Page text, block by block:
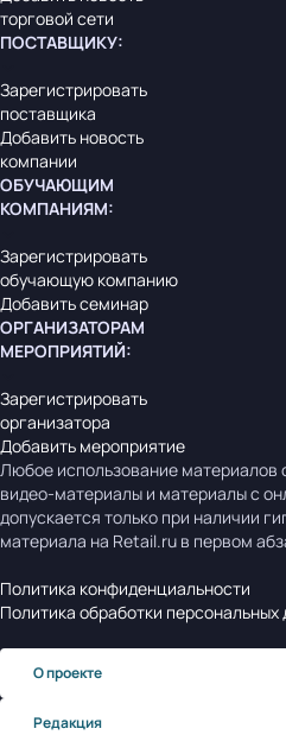
торговой сети
ПОСТАВЩИКУ:
Зарегистрировать
поставщика
Добавить новость
компании
ОБУЧАЮЩИМ
КОМПАНИЯМ:
Зарегистрировать
обучающую компанию
Добавить семинар
ОРГАНИЗАТОРАМ
МЕРОПРИЯТИЙ:
Зарегистрировать
организатора
Добавить мероприятие
Любое использование материалов
видео-материалы и материалы с
допускается только при наличии
материала на Retail.ru в первом
Политика конфиденциальности
Политика обработки персональных
О проекте
Редакция